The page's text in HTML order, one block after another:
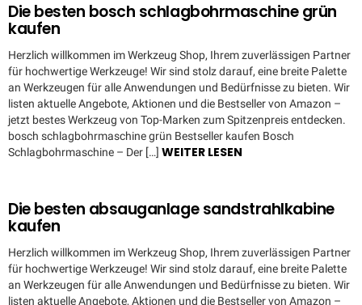
Die besten bosch schlagbohrmaschine grün
kaufen
Herzlich willkommen im Werkzeug Shop, Ihrem zuverlässigen Partner
für hochwertige Werkzeuge! Wir sind stolz darauf, eine breite Palette
an Werkzeugen für alle Anwendungen und Bedürfnisse zu bieten. Wir
listen aktuelle Angebote, Aktionen und die Bestseller von Amazon –
jetzt bestes Werkzeug von Top-Marken zum Spitzenpreis entdecken.
bosch schlagbohrmaschine grün Bestseller kaufen Bosch
Schlagbohrmaschine – Der […] WEITER LESEN
Die besten absauganlage sandstrahlkabine
kaufen
Herzlich willkommen im Werkzeug Shop, Ihrem zuverlässigen Partner
für hochwertige Werkzeuge! Wir sind stolz darauf, eine breite Palette
an Werkzeugen für alle Anwendungen und Bedürfnisse zu bieten. Wir
listen aktuelle Angebote, Aktionen und die Bestseller von Amazon –